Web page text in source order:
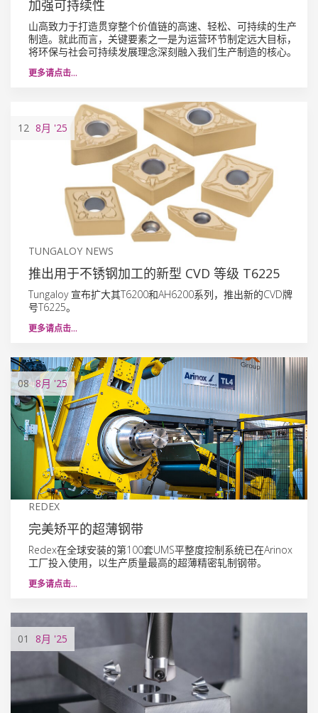
加强可持续性
山高致力于打造贯穿整个价值链的高速、轻松、可持续的生产
制造。就此而言，关键要素之一是为运营环节制定远大目标，
将环保与社会可持续发展理念深刻融入我们生产制造的核心。
更多请点击…
12 8月 '25
TUNGALOY NEWS
推出用于不锈钢加工的新型 CVD 等级 T6225
Tungaloy 宣布扩大其T6200和AH6200系列，推出新的CVD牌
号T6225。
更多请点击…
08 8月'25
REDEX
完美矫平的超薄钢带
Redex在全球安装的第100套UMS平整度控制系统已在Arinox
工厂投入使用，以生产质量最高的超薄精密轧制钢带。
更多请点击…
01 8月 '25